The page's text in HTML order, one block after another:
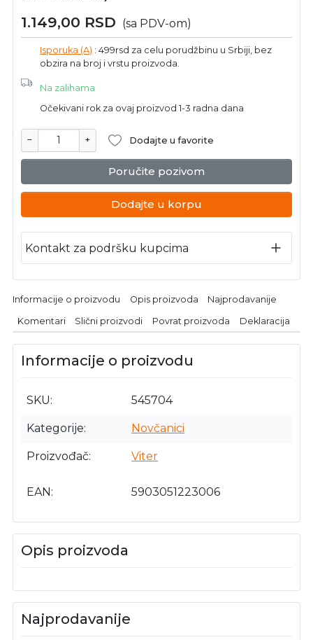
1.149,00 RSD (sa PDV-om)
Isporuka (A) : 499rsd za celu porudžbinu u Srbiji, bez
obzira na broj i vrstu proizvoda.
Na zalihama
Očekivani rok za ovaj proizvod 1-3 radna dana
− + Dodajte u favorite
Poručite pozivom
Dodajte u korpu
Kontakt za podršku kupcima
Informacije o proizvodu Opis proizvoda Najprodavanije
Komentari Slični proizvodi Povrat proizvoda Deklaracija
Informacije o proizvodu
SKU 545704
Kategorije Novčanici
Proizvođač Viter
EAN 5903051223006
Opis proizvoda
Najprodavanije